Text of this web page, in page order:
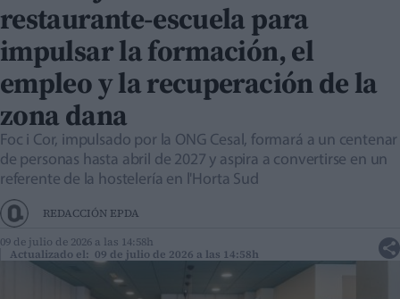
restaurante-escuela para
impulsar la formación, el
empleo y la recuperación de la
zona dana
Foc i Cor, impulsado por la ONG Cesal, formará a un centenar
de personas hasta abril de 2027 y aspira a convertirse en un
referente de la hostelería en l'Horta Sud
REDACCIÓN EPDA
09 de julio de 2026 a las 14:58h
Actualizado el: 09 de julio de 2026 a las 14:58h